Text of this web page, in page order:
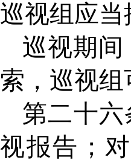
巡视组应
巡视期
索，巡视
第二十六
视报告；